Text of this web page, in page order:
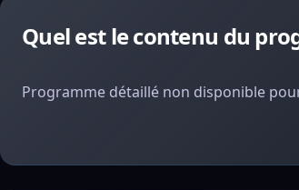
Quel est le contenu du
Programme détaillé non disponible